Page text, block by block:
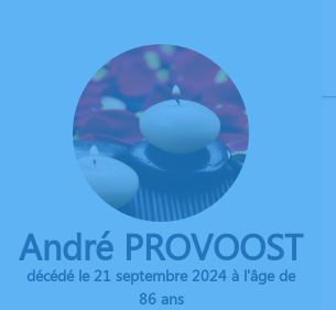
André PROVOOST
décédé le 21 septembre 2024 à l'âge de
86 ans